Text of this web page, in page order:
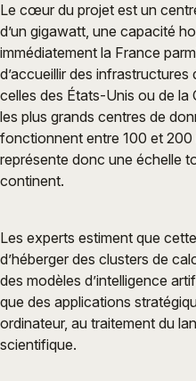
Le cœur du projet est un
d’un gigawatt, une capacité
immédiatement la France
d’accueillir des
celles des États-Unis ou de la
les plus grands centres de
fonctionnent entre 100 et
représente donc une échelle
continent.
Les experts estiment que
d’héberger des clusters de
des modèles d’intelligence
que des applications
ordinateur, au traitement du
scientifique.